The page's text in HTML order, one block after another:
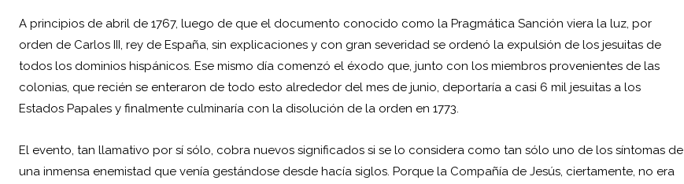
A principios de abril de 1767, luego de que el documento conocido como la Pragmática Sanción viera la luz, por
orden de Carlos III, rey de España, sin explicaciones y con gran severidad se ordenó la expulsión de los jesuitas de
todos los dominios hispánicos. Ese mismo día comenzó el éxodo que, junto con los miembros provenientes de las
colonias, que recién se enteraron de todo esto alrededor del mes de junio, deportaría a casi 6 mil jesuitas a los
Estados Papales y finalmente culminaría con la disolución de la orden en 1773.
El evento, tan llamativo por sí sólo, cobra nuevos significados si se lo considera como tan sólo uno de los síntomas de
una inmensa enemistad que venía gestándose desde hacía siglos. Porque la Compañía de Jesús, ciertamente, no era